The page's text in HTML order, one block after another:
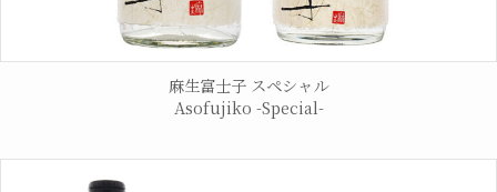
麻生富士子 スペシャル
Asofujiko -Special-